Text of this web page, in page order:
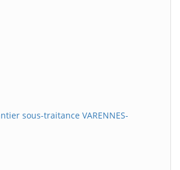
sous-traitance VARENNES-